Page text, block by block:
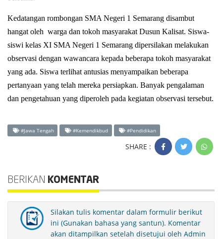
Kedatangan rombongan SMA Negeri 1 Semarang disambut
hangat oleh warga dan tokoh masyarakat Dusun Kalisat. Siswa-
siswi kelas XI SMA Negeri 1 Semarang dipersilakan melakukan
observasi dengan wawancara kepada beberapa tokoh masyarakat
yang ada. Siswa terlihat antusias menyampaikan beberapa
pertanyaan yang telah mereka persiapkan. Banyak pengalaman
dan pengetahuan yang diperoleh pada kegiatan observasi tersebut.
#Jawa Tengah #Kemendikbud #Pendidikan
SHARE :
BERIKAN KOMENTAR
Silakan tulis komentar dalam formulir berikut
ini (Gunakan bahasa yang santun). Komentar
akan ditampilkan setelah disetujui oleh Admin